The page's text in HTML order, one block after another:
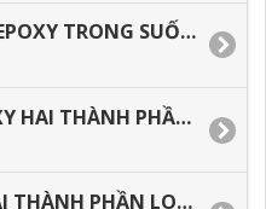
NƠI BÁN KEO EPOXY TRONG SUỐT TẠI TÂN BÌNH, BÌNH TÂN, HÓC MÔN, Q.12. Q.9. THỦ ĐỨC
BÁN KEO EPOXY HAI THÀNH PHẦN TRONG SUỐT TẠI TÂN BÌNH, BÌNH TÂN, HÓC MÔN.
KEO EPOXY HAI THÀNH PHẦN LOẠI 3:1 TRONG XUỐT, ĐỔ BÀN GIÁ TỐT TẠI HÓC MÔN, BÌNH TÂN